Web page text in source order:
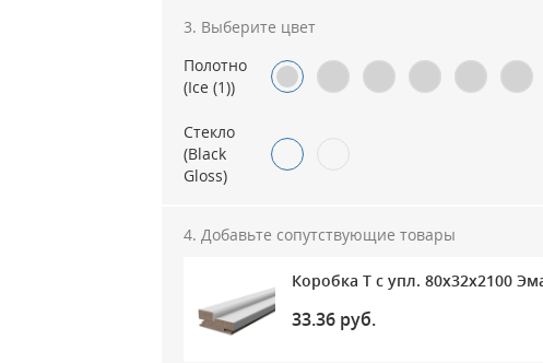
Выберите цвет
Полотно
(Ice (1))
Стекло
(Black
Gloss)
Добавьте сопутствующие товары
Коробка Т с упл. 80х32х2100
33.36 руб.